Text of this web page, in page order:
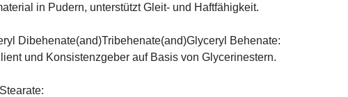
in Pudern, unterstützt Gleit- und Haftfähigkeit.
Dibehenate(and)Tribehenate(and)Glyceryl Behenate:
und Konsistenzgeber auf Basis von Glycerinestern.